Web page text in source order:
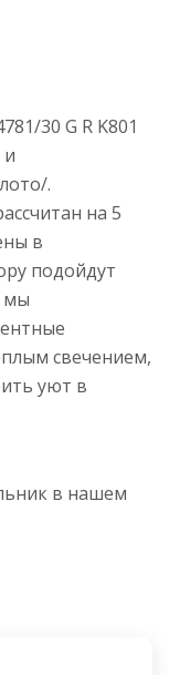
30 G R K801
и
.
на 5
в
подойдут
мы
свечением,
уют в
в нашем